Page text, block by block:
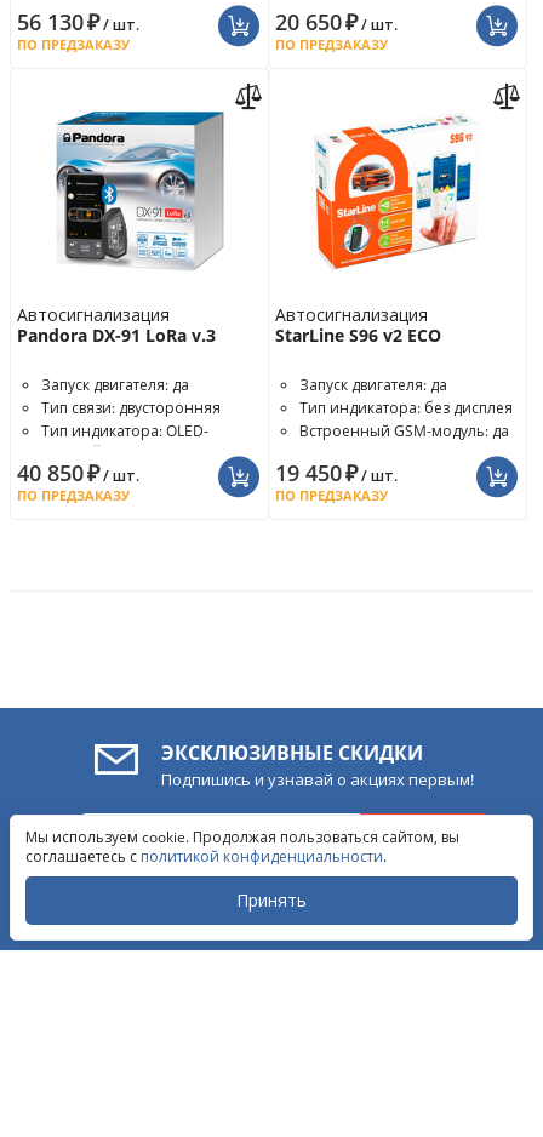
56 130₽/ шт.
ПО ПРЕДЗАКАЗУ
20 650₽/ шт.
ПО ПРЕДЗАКАЗУ
Автосигнализация
Pandora DX-91 LoRa v.3
Запуск двигателя: да
Тип связи: двусторонняя
Тип индикатора: OLED-
дисплей
40 850₽/ шт.
ПО ПРЕДЗАКАЗУ
Автосигнализация
StarLine S96 v2 ECO
Запуск двигателя: да
Тип индикатора: без дисплея
Встроенный GSM-модуль: да
19 450₽/ шт.
ПО ПРЕДЗАКАЗУ
ЭКСКЛЮЗИВНЫЕ СКИДКИ
Подпишись и узнавай о акциях первым!
ПОДПИСАТЬСЯ
ПРИСОЕДИНЯЙСЯ!
Обратный звонок
Написать в ВКонтакте
Написать в MAX
Закрыть
Мы используем cookie. Продолжая пользоваться сайтом, вы
соглашаетесь с политикой конфиденциальности.
Принять